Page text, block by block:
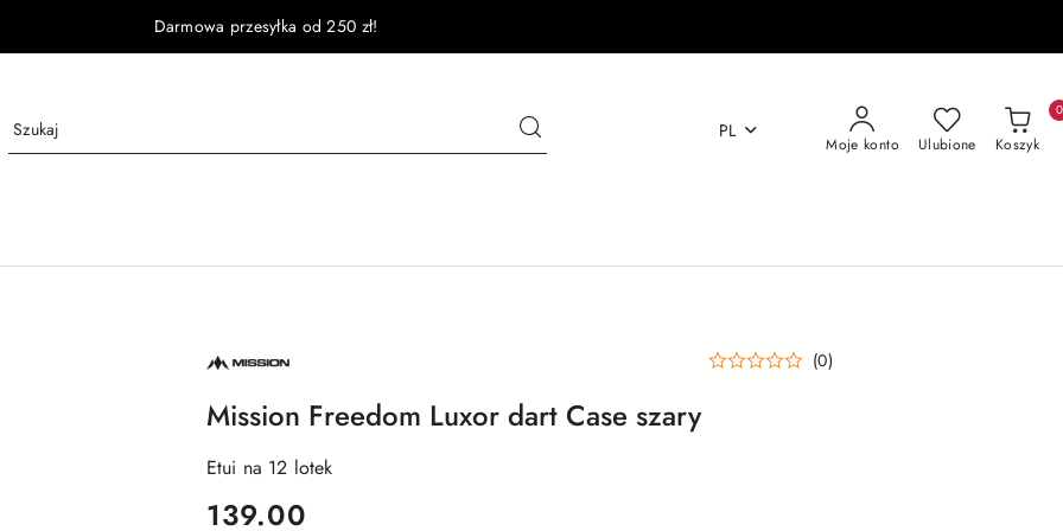
Darmowa przesyłka od 250 zł!
PL
Moje konto Ulubione Koszyk
0
NAZWA
PRODUCENTA: (0)
Mission Freedom Luxor dart Case szary
Etui na 12 lotek
cena:
139.00